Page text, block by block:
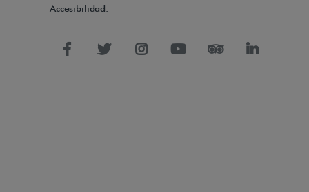
Accesibilidad.